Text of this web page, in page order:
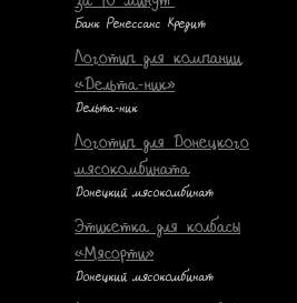
Банк Ренессанс Кредит
Логотип для компании
«Дельта-ник»
Дельта-ник
Логотип для Донецкого
мясокомбината
Донецкий мясокомбинат
Этикетка для колбасы
«Мясорти»
Донецкий мясокомбинат